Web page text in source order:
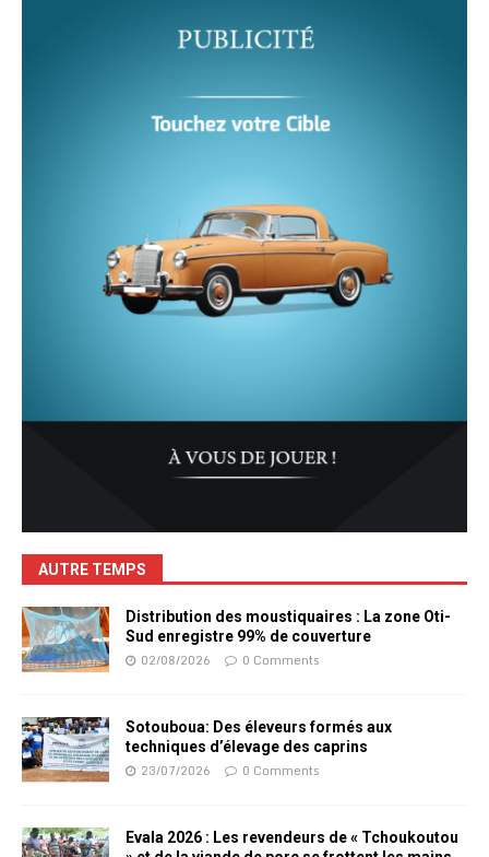
AUTRE TEMPS
Distribution des moustiquaires : La zone Oti-
Sud enregistre 99% de couverture
02/08/2026 0 Comments
Sotouboua: Des éleveurs formés aux
techniques d’élevage des caprins
23/07/2026 0 Comments
Evala 2026 : Les revendeurs de « Tchoukoutou